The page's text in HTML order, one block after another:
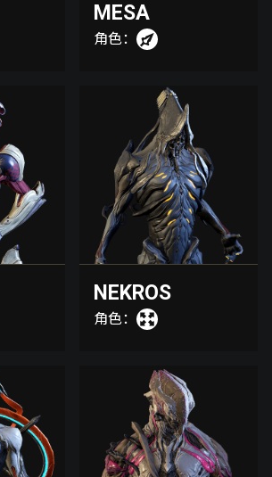
MESA
角色：
NEKROS
角色：